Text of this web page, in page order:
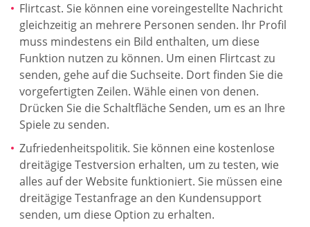
Flirtcast. Sie können eine voreingestellte Nachricht
gleichzeitig an mehrere Personen senden. Ihr Profil
muss mindestens ein Bild enthalten, um diese
Funktion nutzen zu können. Um einen Flirtcast zu
senden, gehe auf die Suchseite. Dort finden Sie die
vorgefertigten Zeilen. Wähle einen von denen.
Drücken Sie die Schaltfläche Senden, um es an Ihre
Spiele zu senden.
Zufriedenheitspolitik. Sie können eine kostenlose
dreitägige Testversion erhalten, um zu testen, wie
alles auf der Website funktioniert. Sie müssen eine
dreitägige Testanfrage an den Kundensupport
senden, um diese Option zu erhalten.